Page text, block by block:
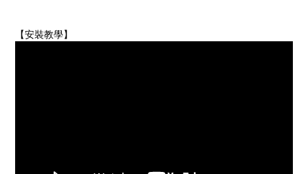
【安裝教學】